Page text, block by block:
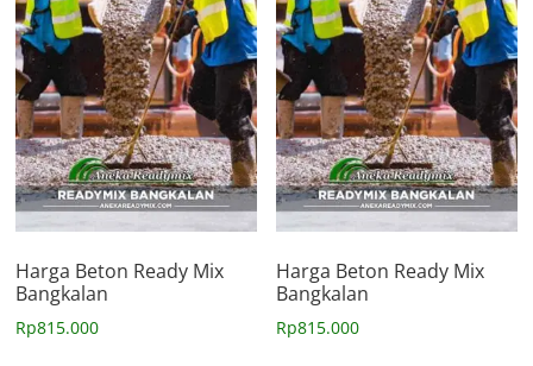
Harga Beton Ready Mix
Bangkalan
Rp815.000
Harga Beton Ready Mix
Bangkalan
Rp815.000